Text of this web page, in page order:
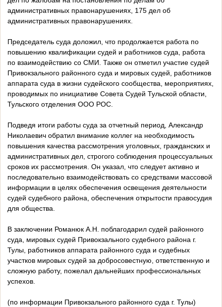
административных правонарушениях, 175 дел об
административных правонарушениях.
Председатель суда доложил, что продолжается работа по
повышению квалификации судей и работников суда, работа
по взаимодействию со СМИ. Также он отметил участие судей
Привокзального районного суда и мировых судей, работников
аппарата суда в жизни судейского сообщества, мероприятиях,
проводимых по инициативе Совета Судей Тульской области,
Тульского отделения ООО РОС.
Подведя итоги работы суда за отчетный период, Александр
Николаевич обратил внимание коллег на необходимость
повышения качества рассмотрения уголовных, гражданских и
административных дел, строгого соблюдения процессуальных
сроков их рассмотрения. Он указал, что следует активно и
последовательно взаимодействовать со средствами массовой
информации в целях обеспечения освещения деятельности
судей судебного района, обеспечения открытости правосудия
для общества.
В заключении Романюк А.Н. поблагодарил судей районного
суда, мировых судей Привокзального судебного района г.
Тулы, работников аппарата районного суда и судебных
участков мировых судей за добросовестную, ответственную и
сложную работу, пожелал дальнейших профессиональных
успехов.
(по информации Привокзального районного суда г. Тулы)